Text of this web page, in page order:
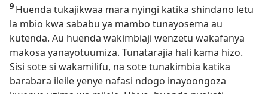
9 Huenda tukajikwaa mara nyingi katika shindano letu
la mbio kwa sababu ya mambo tunayosema au
kutenda. Au huenda wakimbiaji wenzetu wakafanya
makosa yanayotuumiza. Tunatarajia hali kama hizo.
Sisi sote si wakamilifu, na sote tunakimbia katika
barabara ileile yenye nafasi ndogo inayoongoza